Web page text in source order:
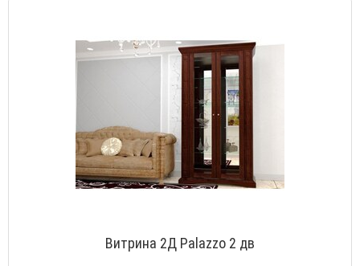
Витрина 2Д Palazzo 2 дв